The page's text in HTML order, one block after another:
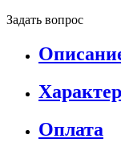
Задать вопрос
Оплата